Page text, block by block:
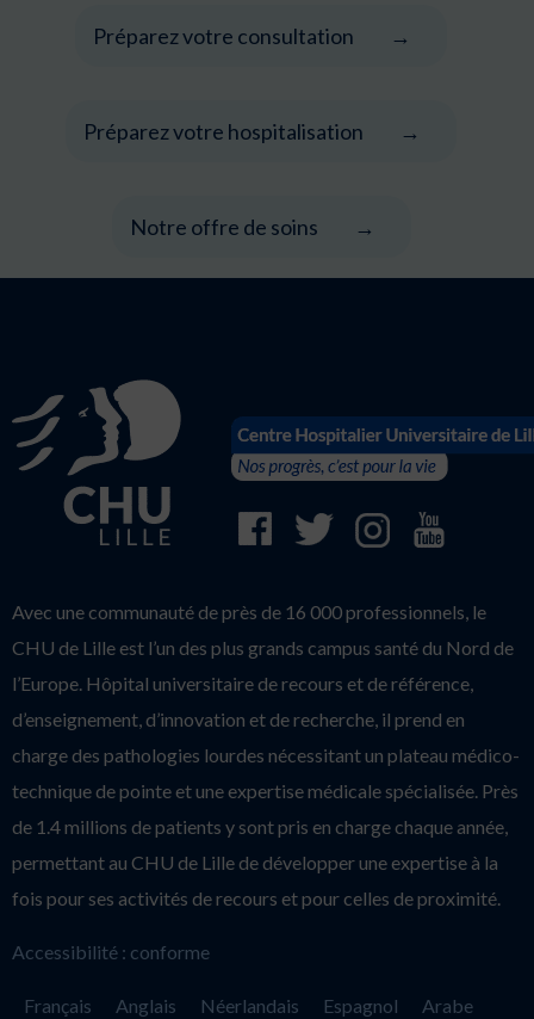
Préparez votre consultation
Préparez votre hospitalisation
Notre offre de soins
Avec une communauté de près de 16 000 professionnels, le
CHU de Lille est l’un des plus grands campus santé du Nord de
l’Europe. Hôpital universitaire de recours et de référence,
d’enseignement, d’innovation et de recherche, il prend en
charge des pathologies lourdes nécessitant un plateau médico-
technique de pointe et une expertise médicale spécialisée. Près
de 1.4 millions de patients y sont pris en charge chaque année,
permettant au CHU de Lille de développer une expertise à la
fois pour ses activités de recours et pour celles de proximité.
Accessibilité : conforme
Français Anglais Néerlandais Espagnol
Arabe